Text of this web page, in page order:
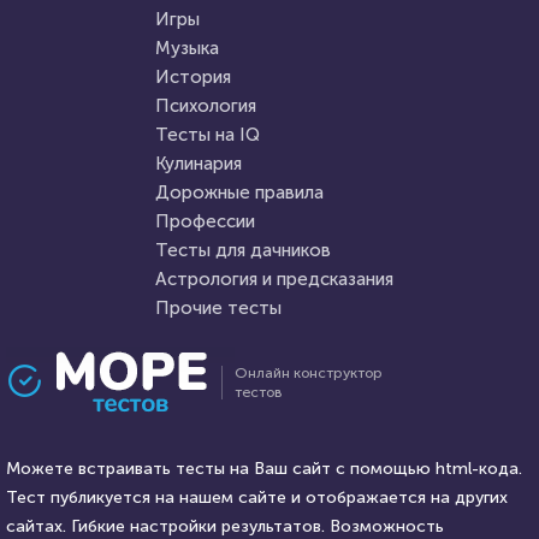
Алекса Князева
Пройти тест
24 марта 2022 6247
Rebus.wess HTML - код
1 ноября 2021
Проходили 2101 раз
Тест: А. П. Чехов, биография и
творчество
Онлайн конструктор
тестов
Можете встраивать тесты на Ваш сайт с помощью html-кода.
Тест публикуется на нашем сайте и отображается на других
сайтах. Гибкие настройки результатов. Возможность
Игры
Музыка
История
Психология
Тесты на IQ
Кулинария
Дорожные правила
Профессии
Тесты для дачников
Астрология и предсказания
Прочие тесты